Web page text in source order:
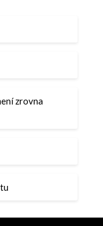
zrovna